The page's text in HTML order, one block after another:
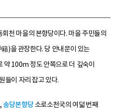
천 마을의 본향당이다. 마을 주민들의
)을 관장한다. 당 안내문이 있는
약 100m 정도 안쪽으로 더 깊숙이
들이 자리 잡고 있다.
송당본향당소로소천국의 여덟 번째